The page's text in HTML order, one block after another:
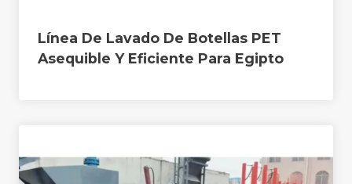
Línea De Lavado De Botellas PET
Asequible Y Eficiente Para Egipto